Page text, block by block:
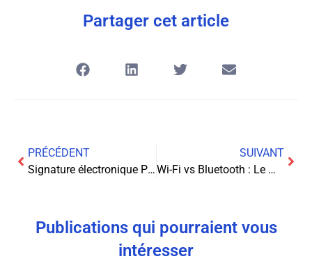
Partager cet article
PRÉCÉDENT
Signature électronique PDF : garantir sa fiabilité et sa légalité
SUIVANT
Wi-Fi vs Bluetooth : Le match des imprimantes sans fil
Publications qui pourraient vous
intéresser